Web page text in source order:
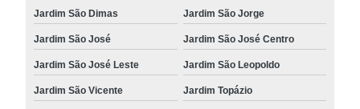
Jardim São Dimas Jardim São Jorge
Jardim São José Jardim São José Centro
Jardim São José Leste Jardim São Leopoldo
Jardim São Vicente Jardim Topázio